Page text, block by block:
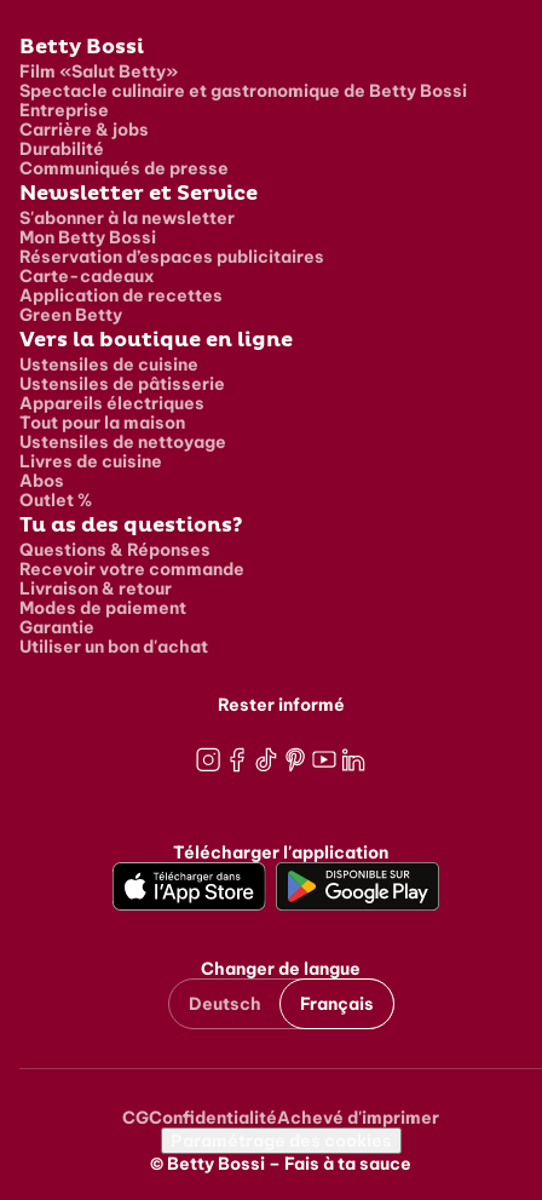
Pied de page
Betty Bossi
Film «Salut Betty»
Spectacle culinaire et gastronomique de Betty Bossi
Entreprise
Carrière & jobs
Durabilité
Communiqués de presse
Newsletter et Service
S'abonner à la newsletter
Mon Betty Bossi
Réservation d’espaces publicitaires
Carte-cadeaux
Application de recettes
Green Betty
Vers la boutique en ligne
Ustensiles de cuisine
Ustensiles de pâtisserie
Appareils électriques
Tout pour la maison
Ustensiles de nettoyage
Livres de cuisine
Abos
Outlet %
Tu as des questions?
Questions & Réponses
Recevoir votre commande
Livraison & retour
Modes de paiement
Garantie
Utiliser un bon d'achat
Rester informé
Télécharger l'application
Changer de langue
Deutsch
Français
Metanavigation
CGConfidentialitéAchevé d'imprimer
© Betty Bossi – Fais à ta sauce